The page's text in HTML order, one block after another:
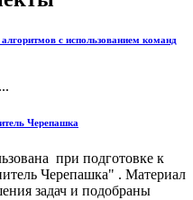
с использованием команд
Черепашка
при подготовке к
Черепашка" . Материал
задач и подобраны